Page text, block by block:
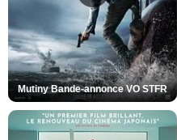
Mutiny Bande-annonce VO STFR